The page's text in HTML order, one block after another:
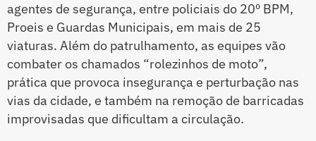
agentes de segurança, entre policiais do 20º BPM,
Proeis e Guardas Municipais, em mais de 25
viaturas. Além do patrulhamento, as equipes vão
combater os chamados “rolezinhos de moto”,
prática que provoca insegurança e perturbação nas
vias da cidade, e também na remoção de barricadas
improvisadas que dificultam a circulação.